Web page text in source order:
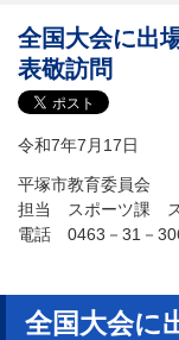
全国大会に出
表敬訪問
令和7年7月17日
平塚市教育委員会
担当 スポーツ課
電話 0463－31－
全国大会に